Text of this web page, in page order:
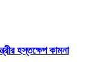
হস্তক্ষেপ কামনা